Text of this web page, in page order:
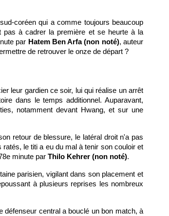
coréen qui a comme toujours beaucoup
pas à cadrer la première et se heurte à la
par Hatem Ben Arfa (non noté), auteur
de retrouver le onze de départ ?
leur gardien ce soir, lui qui réalise un arrêt
dans le temps additionnel. Auparavant,
notamment devant Hwang, et sur une
retour de blessure, le latéral droit n'a pas
le titi a eu du mal à tenir son couloir et
minute par Thilo Kehrer (non noté).
parisien, vigilant dans son placement et
à plusieurs reprises les nombreux
central a bouclé un bon match, à